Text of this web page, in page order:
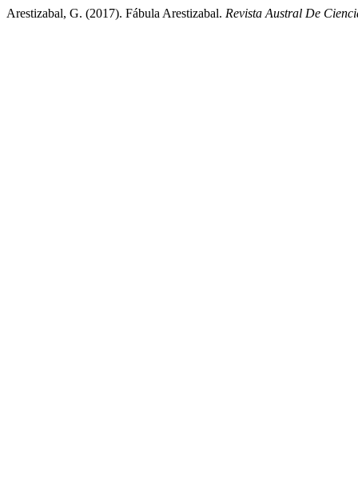
Arestizabal, G. (2017). Fábula Arestizabal. Revista Austral De